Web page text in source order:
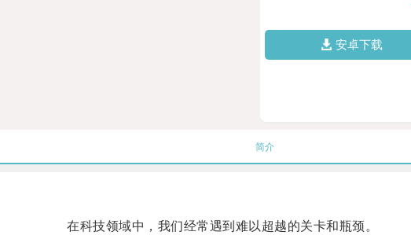
安卓下载
简介
在科技领域中，我们经常遇到难以超越的关卡和瓶颈。